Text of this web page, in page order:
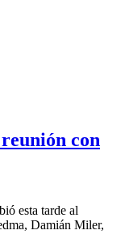
con
esta tarde al
Damián Miler,